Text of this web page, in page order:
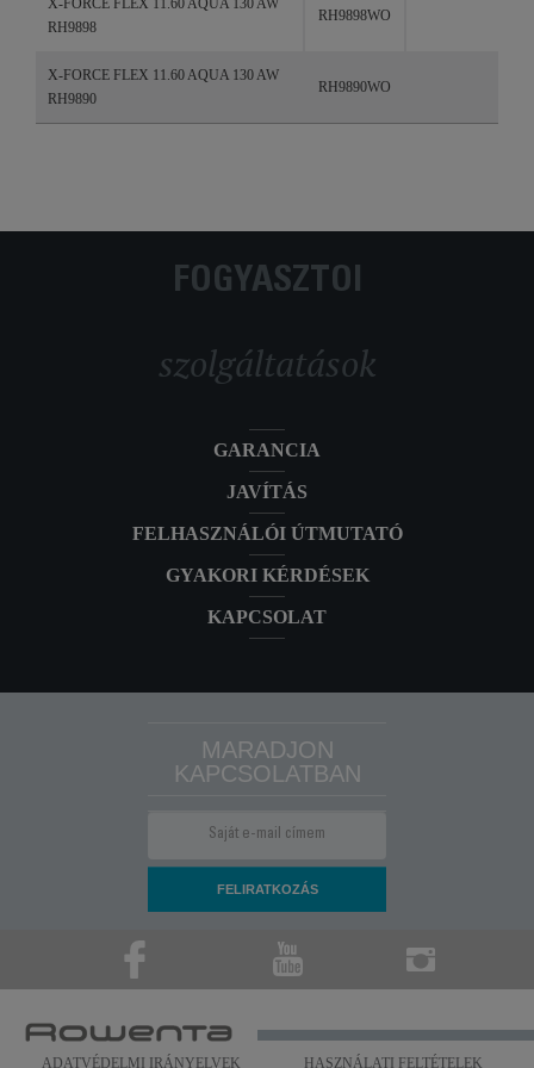
X-FORCE FLEX 11.60 AQUA 130 AW
RH9898
RH9898WO
X-FORCE FLEX 11.60 AQUA 130 AW
RH9890
RH9890WO
FOGYASZTÓI
szolgáltatások
GARANCIA
JAVÍTÁS
FELHASZNÁLÓI ÚTMUTATÓ
GYAKORI KÉRDÉSEK
KAPCSOLAT
MARADJON
KAPCSOLATBAN
ADATVÉDELMI IRÁNYELVEK HASZNÁLATI FELTÉTELEK